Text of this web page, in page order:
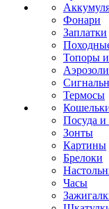
Фонари
Заплатки
Топоры
Термосы
Посуда
Зонты
Картины
Брелоки
Часы